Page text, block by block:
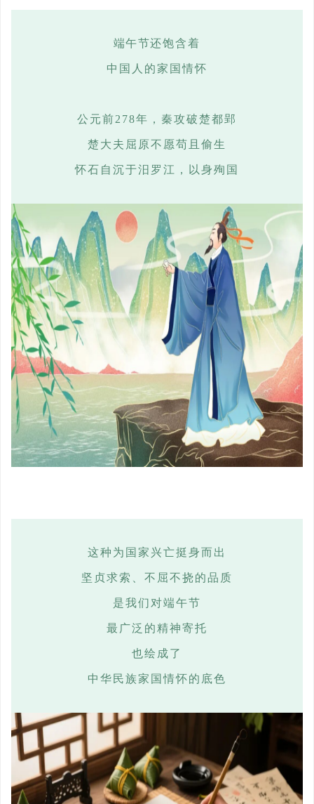
端午节还饱含着
中国人的家国情怀
公元前278年，秦攻破楚都郢
楚大夫屈原不愿苟且偷生
怀石自沉于汨罗江，以身殉国
这种为国家兴亡挺身而出
坚贞求索、不屈不挠的品质
是我们对端午节
最广泛的精神寄托
也绘成了
中华民族家国情怀的底色